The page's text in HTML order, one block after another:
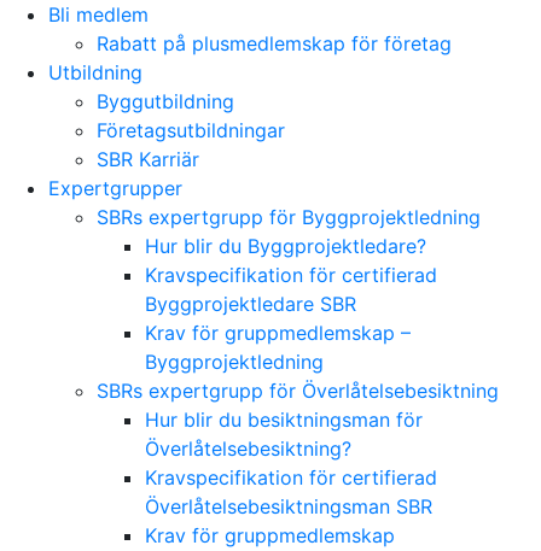
Bli medlem
Rabatt på plusmedlemskap för företag
Utbildning
Byggutbildning
Företagsutbildningar
SBR Karriär
Expertgrupper
SBRs expertgrupp för Byggprojektledning
Hur blir du Byggprojektledare?
Kravspecifikation för certifierad
Byggprojektledare SBR
Krav för gruppmedlemskap –
Byggprojektledning
SBRs expertgrupp för Överlåtelsebesiktning
Hur blir du besiktningsman för
Överlåtelsebesiktning?
Kravspecifikation för certifierad
Överlåtelsebesiktningsman SBR
Krav för gruppmedlemskap